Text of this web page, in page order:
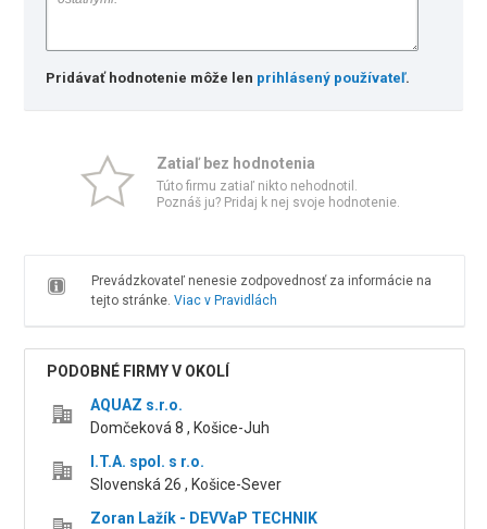
Pridávať hodnotenie môže len prihlásený používateľ.
Zatiaľ bez hodnotenia
Túto firmu zatiaľ nikto nehodnotil.
Poznáš ju? Pridaj k nej svoje hodnotenie.
Prevádzkovateľ nenesie zodpovednosť za informácie na
tejto stránke. Viac v Pravidlách
PODOBNÉ FIRMY V OKOLÍ
AQUAZ s.r.o.
Domčeková 8 , Košice-Juh
I.T.A. spol. s r.o.
Slovenská 26 , Košice-Sever
Zoran Lažík - DEVVaP TECHNIK